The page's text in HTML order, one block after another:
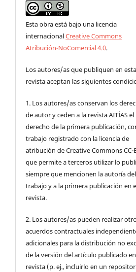
Esta obra está bajo una licencia
internacionalCreative Commons
Atribución-NoComercial 4.0.
Los autores/as que publiquen en esta
revista aceptan las siguientes
1. Los autores/as conservan los
de autor y ceden a la revista AITÍAS el
derecho de la primera publicación,
trabajo registrado con la licencia de
atribución de Creative Commons CC-
que permite a terceros utilizar lo
siempre que mencionen la autoría del
trabajo y a la primera publicación en
revista.
2. Los autores/as pueden realizar
acuerdos contractuales
adicionales para la distribución no
de la versión del artículo publicado
revista (p. ej., incluirlo en un